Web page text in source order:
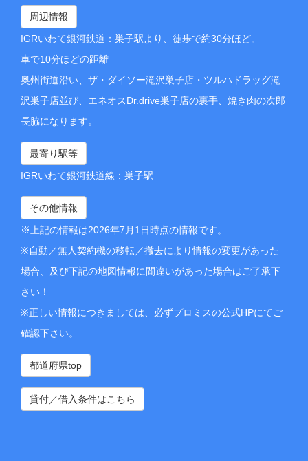
周辺情報
IGRいわて銀河鉄道：巣子駅より、徒歩で約30分ほど。
車で10分ほどの距離
奥州街道沿い、ザ・ダイソー滝沢巣子店・ツルハドラッグ滝
沢巣子店並び、エネオスDr.drive巣子店の裏手、焼き肉の次郎
長脇になります。
最寄り駅等
IGRいわて銀河鉄道線：巣子駅
その他情報
※上記の情報は2026年7月1日時点の情報です。
※自動／無人契約機の移転／撤去により情報の変更があった
場合、及び下記の地図情報に間違いがあった場合はご了承下
さい！
※正しい情報につきましては、必ずプロミスの公式HPにてご
確認下さい。
都道府県top
貸付／借入条件はこちら